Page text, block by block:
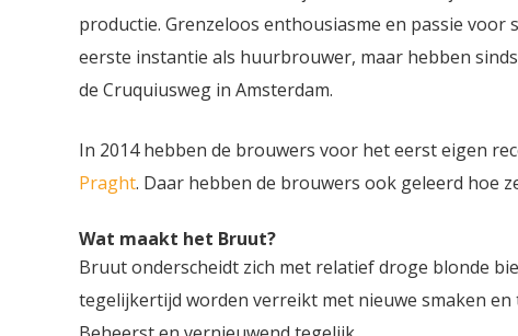
productie. Grenzeloos enthousiasme en passie
eerste instantie als huurbrouwer, maar hebben
de Cruquiusweg in Amsterdam.
In 2014 hebben de brouwers voor het eerst eigen
Praght. Daar hebben de brouwers ook geleerd hoe
Wat maakt het Bruut?
Bruut onderscheidt zich met relatief droge blonde
tegelijkertijd worden verreikt met nieuwe smaken